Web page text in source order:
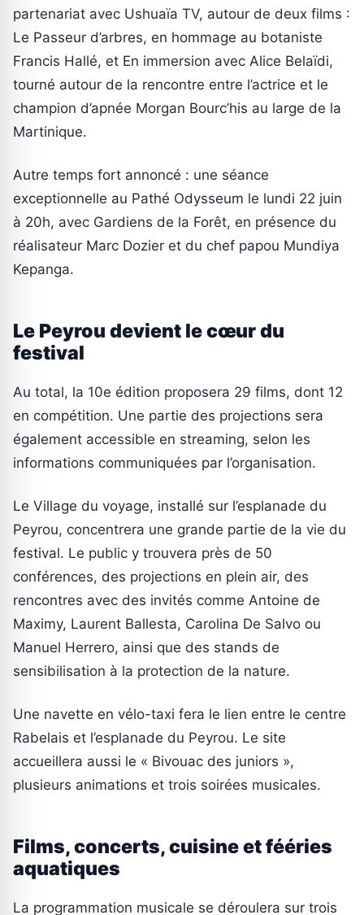
partenariat avec Ushuaïa TV, autour de deux films :
Le Passeur d’arbres, en hommage au botaniste
Francis Hallé, et En immersion avec Alice Belaïdi,
tourné autour de la rencontre entre l’actrice et le
champion d’apnée Morgan Bourc’his au large de la
Martinique.
Autre temps fort annoncé : une séance
exceptionnelle au Pathé Odysseum le lundi 22 juin
à 20h, avec Gardiens de la Forêt, en présence du
réalisateur Marc Dozier et du chef papou Mundiya
Kepanga.
Le Peyrou devient le cœur du
festival
Au total, la 10e édition proposera 29 films, dont 12
en compétition. Une partie des projections sera
également accessible en streaming, selon les
informations communiquées par l’organisation.
Le Village du voyage, installé sur l’esplanade du
Peyrou, concentrera une grande partie de la vie du
festival. Le public y trouvera près de 50
conférences, des projections en plein air, des
rencontres avec des invités comme Antoine de
Maximy, Laurent Ballesta, Carolina De Salvo ou
Manuel Herrero, ainsi que des stands de
sensibilisation à la protection de la nature.
Une navette en vélo-taxi fera le lien entre le centre
Rabelais et l’esplanade du Peyrou. Le site
accueillera aussi le « Bivouac des juniors »,
plusieurs animations et trois soirées musicales.
Films, concerts, cuisine et fééries
aquatiques
La programmation musicale se déroulera sur trois